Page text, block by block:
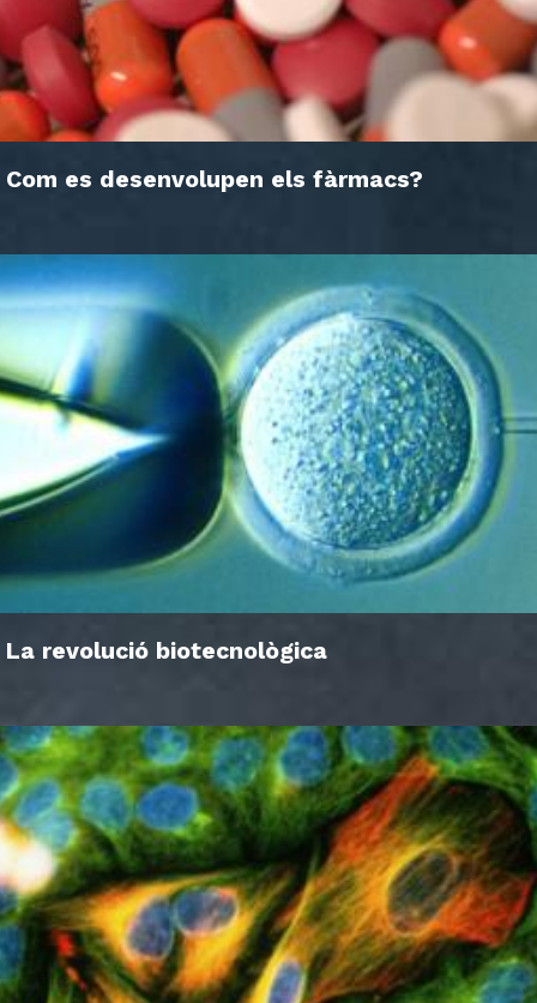
Com es desenvolupen els fàrmacs?
La revolució biotecnològica